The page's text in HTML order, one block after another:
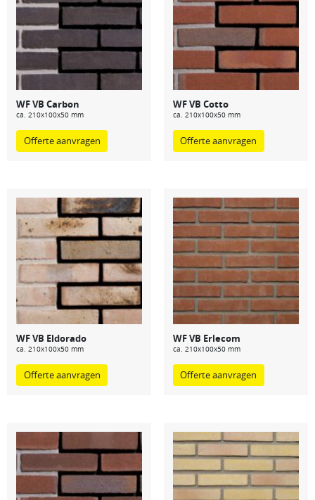
WF VB Carbon
ca. 210x100x50 mm
Offerte aanvragen
WF VB Cotto
ca. 210x100x50 mm
Offerte aanvragen
WF VB Eldorado
ca. 210x100x50 mm
Offerte aanvragen
WF VB Erlecom
ca. 210x100x50 mm
Offerte aanvragen